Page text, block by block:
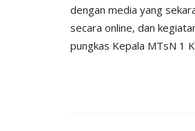
dengan media yang
secara online, dan
pungkas Kepala MTsN 1